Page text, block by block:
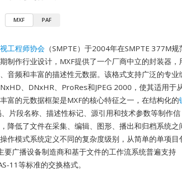
MXF PAF
工程师协会 （SMPTE）于2004年在SMPTE 377M规
制作行业设计，MXF提供了一个厂商中立的封装器，
音频和丰富的描述性元数据。该格式支持广泛的专业
、DNxHR、ProRes和JPEG 2000，使其适用于
富的元数据框架是MXF的核心特征之一，在结构化的
、片段名称、描述性标记、源引用和技术参数等制作信
降低了文件在采集、编辑、图形、播出和归档系统之
作模式系统定义不同的复杂度级别，从简单的单项目
要广播设备制造商和基于文件的工作流系统普遍支持
11等标准的交换格式。